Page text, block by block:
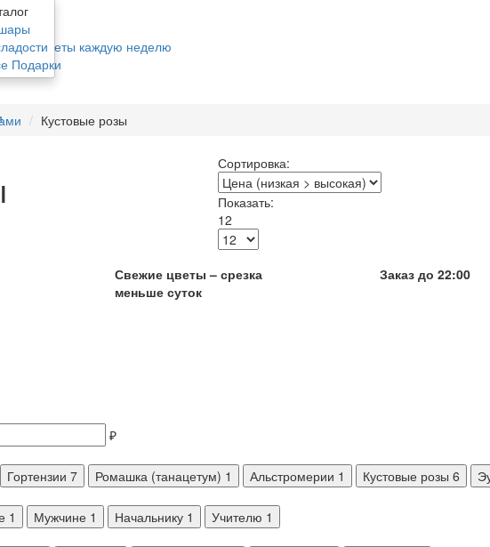
букеты каждую неделю
Подарки
Кустовые розы
Сортировка:
Показать:
12
Свежие цветы – срезка
меньше суток
Заказ до 22:00
₽
Гортензии 7 Ромашка (танацетум) 1 Альстромерии 1 Кустовые розы 6
1 Мужчине 1 Начальнику 1 Учителю 1